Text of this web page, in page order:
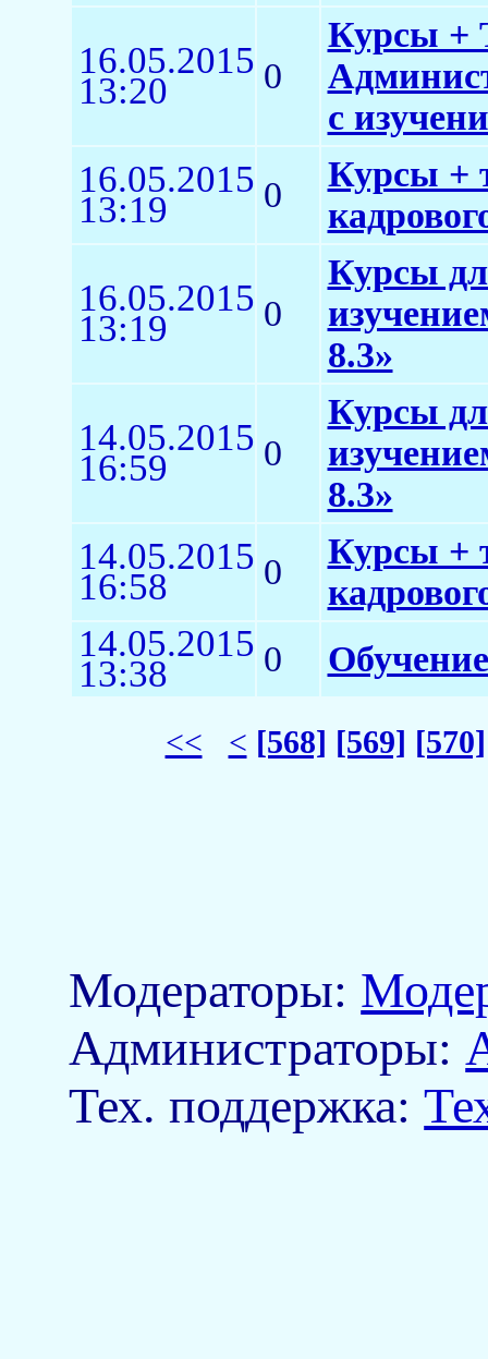
16.05.2015
13:20 0
Курсы +
с
16.05.2015
13:19 0
Курсы +
16.05.2015
13:19 0
Курсы
8.3»
14.05.2015
16:59 0
Курсы
8.3»
14.05.2015
16:58 0
Курсы +
14.05.2015
13:38 0
<< < [568] [569] [570]
Модераторы:
Aдминистраторы:
Тех. поддержка: